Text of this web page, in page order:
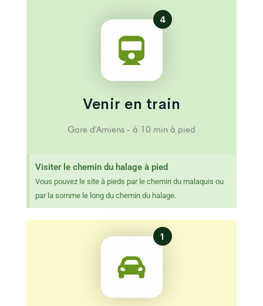
4
Venir en train
Gare d'Amiens - à 10 min à pied
Visiter le chemin du halage à pied
Vous pouvez le site à pieds par le chemin du malaquis ou
par la somme le long du chemin du halage.
1